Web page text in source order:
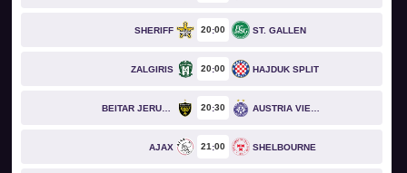
SHERIFF 20 00 ST. GALLEN
ZALGIRIS 20 00 HAJDUK SPLIT
BEITAR JERUSALEM 20 30 AUSTRIA VIENNA
AJAX 21 00 SHELBOURNE